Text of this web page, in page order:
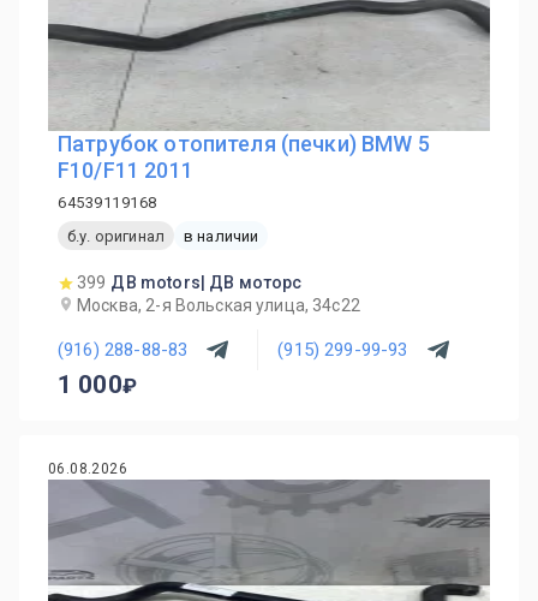
Патрубок отопителя (печки) BMW 5
F10/F11 2011
64539119168
б.у. оригинал
в наличии
399 ДВ motors| ДВ моторс
Москва, 2-я Вольская улица, 34с22
(916) 288-88-83 (915) 299-99-93
1 000
06.08.2026